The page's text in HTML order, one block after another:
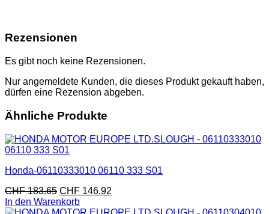
Rezensionen
Es gibt noch keine Rezensionen.
Nur angemeldete Kunden, die dieses Produkt gekauft haben,
dürfen eine Rezension abgeben.
Ähnliche Produkte
Honda-06110333010 06110 333 S01
CHF183.65 CHF 146.92
In den Warenkorb